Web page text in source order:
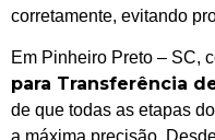
corretamente, evitando
Em Pinheiro Preto – SC,
para Transferência
de que todas as etapas